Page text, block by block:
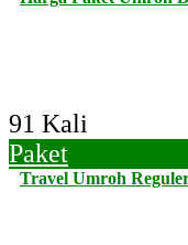
91 Kali
Paket
Travel Umroh